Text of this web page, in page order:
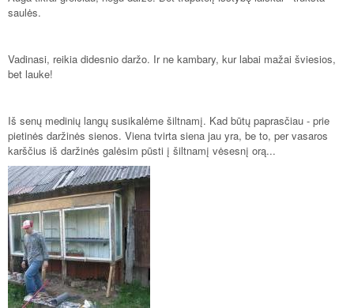
saulės.
Vadinasi, reikia didesnio daržo. Ir ne kambary, kur labai mažai šviesios,
bet lauke!
Iš senų medinių langų susikalėme šiltnamį. Kad būtų paprasčiau - prie
pietinės daržinės sienos. Viena tvirta siena jau yra, be to, per vasaros
karščius iš daržinės galėsim pūsti į šiltnamį vėsesnį orą...